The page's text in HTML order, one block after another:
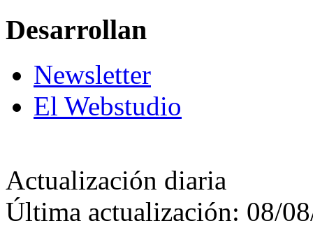
Desarrollan
Newsletter
El Webstudio
Actualización diaria
Última actualización: 08/